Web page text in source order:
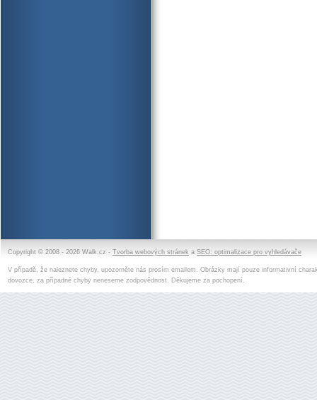
Copyright © 2008 - 2026 Walk.cz - Tvorba webových stránek a SEO: optimalizace pro vyhledávače
V případě, že naleznete chyby, upozorněte nás prosím emailem. Obrázky mají pouze informativní
dovozce, za případné chyby neneseme zodpovědnost. Děkujeme za pochopení.